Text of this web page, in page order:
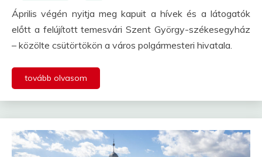
Április végén nyitja meg kapuit a hívek és a látogatók
előtt a felújított temesvári Szent György-székesegyház
– közölte csütörtökön a város polgármesteri hivatala.
tovább olvasom